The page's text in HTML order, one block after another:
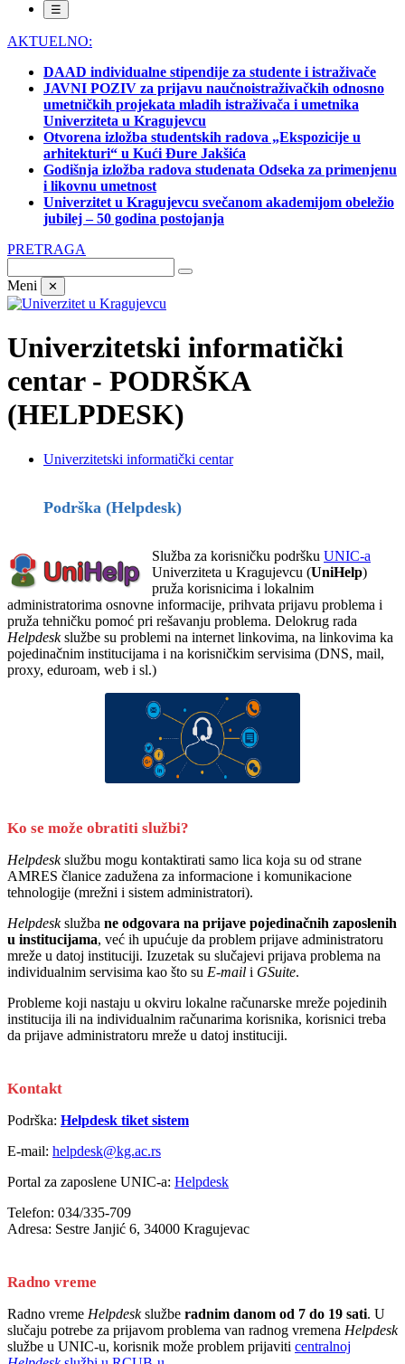
☰
AKTUELNO:
DAAD individualne stipendije za studente i istraživače
JAVNI POZIV za prijavu naučnoistraživačkih odnosno
umetničkih projekata mladih istraživača i umetnika
Univerziteta u Kragujevcu
Otvorena izložba studentskih radova „Ekspozicije u
arhitekturi“ u Kući Đure Jakšića
Godišnja izložba radova studenata Odseka za primenjenu
i likovnu umetnost
Univerzitet u Kragujevcu svečanom akademijom obeležio
jubilej – 50 godina postojanja
PRETRAGA
Meni ✕
Univerzitetski informatički
centar - PODRŠKA
(HELPDESK)
Univerzitetski informatički centar
Podrška (Helpdesk)
Služba za korisničku podršku UNIC-a
Univerziteta u Kragujevcu (UniHelp)
pruža korisnicima i lokalnim
administratorima osnovne informacije, prihvata prijavu problema i
pruža tehničku pomoć pri rešavanju problema. Delokrug rada
Helpdeskslužbe su problemi na internet linkovima, na linkovima ka
pojedinačnim institucijama i na korisničkim servisima (DNS, mail,
proxy, eduroam, web i sl.)
Ko se može obratiti službi?
Helpdeskslužbu mogu kontaktirati samo lica koja su od strane
AMRES članice zadužena za informacione i komunikacione
tehnologije (mrežni i sistem administratori).
Helpdeskslužba ne odgovara na prijave pojedinačnih zaposlenih
u institucijama, već ih upućuje da problem prijave administratoru
mreže u datoj instituciji. Izuzetak su slučajevi prijava problema na
individualnim servisima kao što su E-mail i GSuite.
Probleme koji nastaju u okviru lokalne računarske mreže pojedinih
institucija ili na individualnim računarima korisnika, korisnici treba
da prijave administratoru mreže u datoj instituciji.
Kontakt
Podrška: Helpdesk tiket sistem
E-mail: helpdesk@kg.ac.rs
Portal za zaposlene UNIC-a: Helpdesk
Telefon: 034/335-709
Adresa: Sestre Janjić 6, 34000 Kragujevac
Radno vreme
Radno vreme Helpdeskslužbe radnim danom od 7 do 19 sati. U
slučaju potrebe za prijavom problema van radnog vremena Helpdesk
službe u UNIC-u, korisnik može problem prijaviti centralnoj